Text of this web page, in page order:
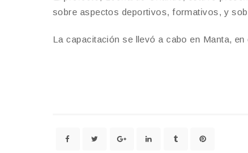
sobre aspectos deportivos, formativos, y
La capacitación se llevó a cabo en Manta,